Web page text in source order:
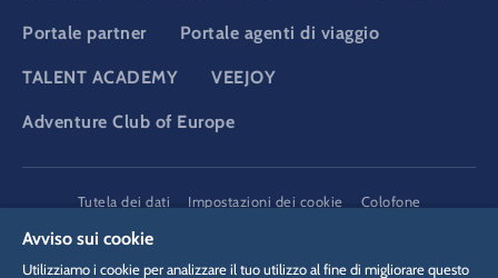
Portale partner Portale agenti di viaggio
TALENT ACADEMY VEEJOY
Adventure Club of Europe
DSGVO
Tutela dei dati Impostazioni dei cookie
Colofone
Avviso sui cookie
Utilizziamo i cookie per analizzare il tuo utilizzo al fine di migliorare questo